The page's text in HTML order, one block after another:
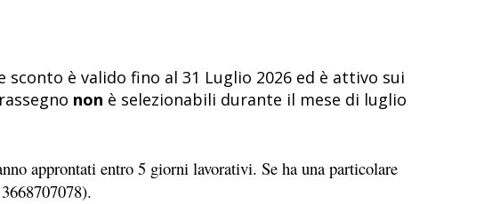
sconto è valido fino al 31 Luglio 2026 ed è attivo sui
non è selezionabili durante il mese di luglio
approntati entro 5 giorni lavorativi. Se ha una particolare